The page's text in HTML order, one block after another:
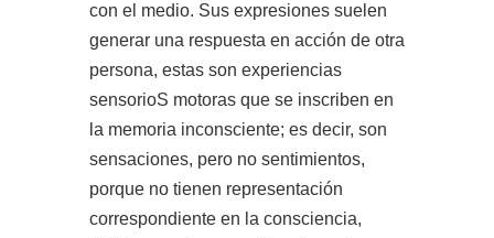
con el medio. Sus expresiones suelen
generar una respuesta en acción de otra
persona, estas son experiencias
sensorioS motoras que se inscriben en
la memoria inconsciente; es decir, son
sensaciones, pero no sentimientos,
porque no tienen representación
correspondiente en la consciencia,